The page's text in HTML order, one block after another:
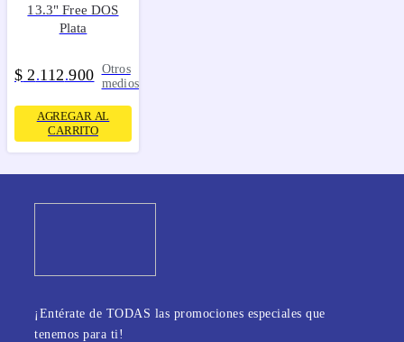
13.3" Free DOS
Plata
$ 2.112.900 Otros
medios
AGREGAR AL
CARRITO
¡Entérate de TODAS las promociones especiales que
tenemos para ti!